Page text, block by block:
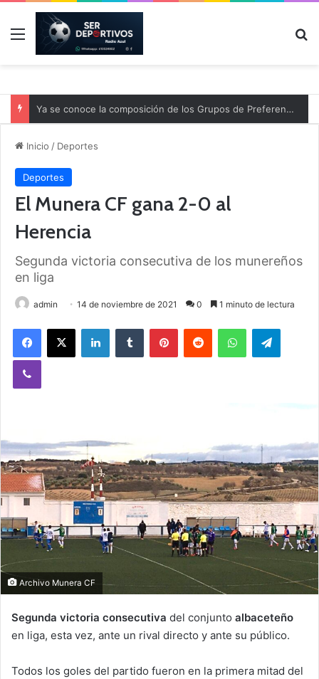
Menú
Ya se conoce la composición de los Grupos de Preferente y el calendario
Inicio / Deportes
Deportes
El Munera CF gana 2-0 al
Herencia
Segunda victoria consecutiva de los munereños
en liga
admin 14 de noviembre de 2021 0 1 minuto de lectura
Archivo Munera CF
Segunda victoria consecutiva del conjunto albaceteño
en liga, esta vez, ante un rival directo y ante su público.
Todos los goles del partido fueron en la primera mitad del